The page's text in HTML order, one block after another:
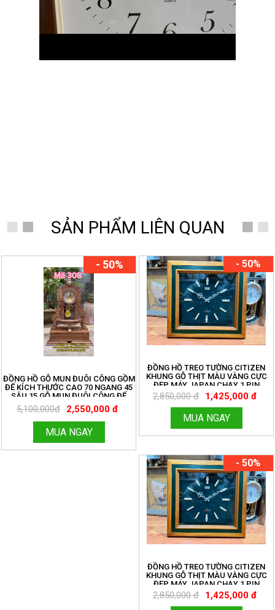
SẢN PHẨM LIÊN QUAN
- 50%
ĐỒNG HỒ GỖ MUN ĐUÔI CÔNG GỒM
ĐẾ KÍCH THƯỚC CAO 70 NGANG 45
SÂU 15 GỖ MUN ĐUÔI CÔNG ĐẾ
20X50 CAO 20. CÓ CHUÔNG NHẠC
CỔ ĐIỆN TỬ NGHE RẤT HAY
5,100,000đ 2,550,000 đ
MUA NGAY
- 50%
ĐỒNG HỒ TREO TƯỜNG CITIZEN
KHUNG GỖ THỊT MÀU VÀNG CỰC
ĐẸP MÁY JAPAN CHẠY 1 PIN
TRUNG MÁY CHẠY TỐT VỎ MỚI 98%
2,850,000 đ 1,425,000 đ
MUA NGAY
- 50%
ĐỒNG HỒ TREO TƯỜNG CITIZEN
KHUNG GỖ THỊT MÀU VÀNG CỰC
ĐẸP MÁY JAPAN CHẠY 1 PIN
TRUNG MÁY CHẠY TỐT VỎ MỚI 98%
2,850,000 đ 1,425,000 đ